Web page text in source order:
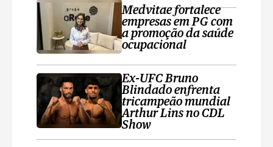
Medvitae fortalece
empresas em PG com
a promoção da saúde
ocupacional
Ex-UFC Bruno
Blindado enfrenta
tricampeão mundial
Arthur Lins no CDL
Show